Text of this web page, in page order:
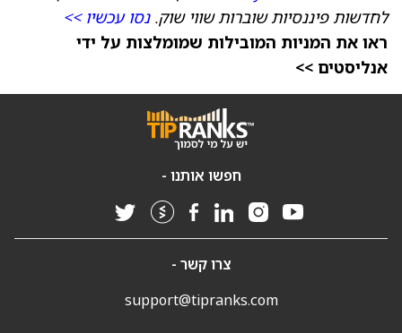
לחדשות פיננסיות שוברות שווי שוק.נסו עכשיו >>
ראו את המניות המובילות שמומלצות על ידי
אנליסטים >>
חפשו אותנו -
צרו קשר -
support@tipranks.com